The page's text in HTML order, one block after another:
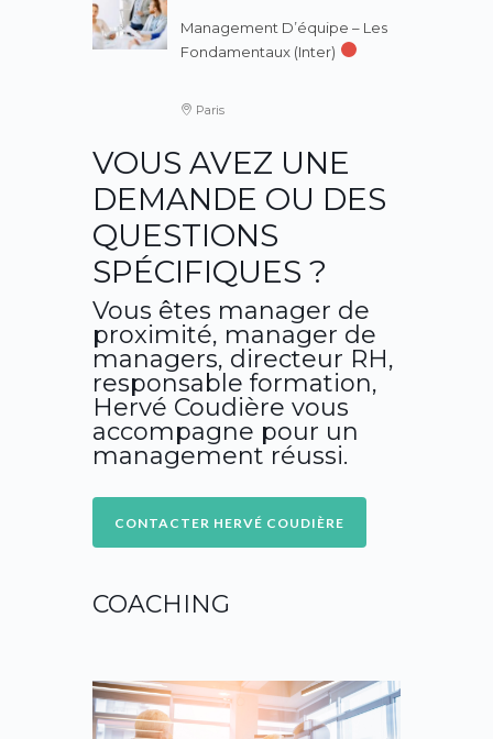
Management D’équipe – Les
Fondamentaux (inter)
Paris
VOUS AVEZ UNE
DEMANDE OU DES
QUESTIONS
SPÉCIFIQUES ?
Vous êtes manager de
proximité, manager de
managers, directeur RH,
responsable formation,
Hervé Coudière vous
accompagne pour un
management réussi.
COACHING